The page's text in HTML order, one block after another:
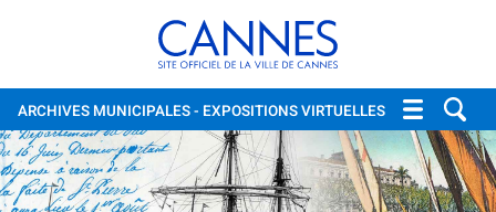
Cannes, site officiel de la
ARCHIVES MUNICIPALES- EXPOSITIONS VIRTUELLES